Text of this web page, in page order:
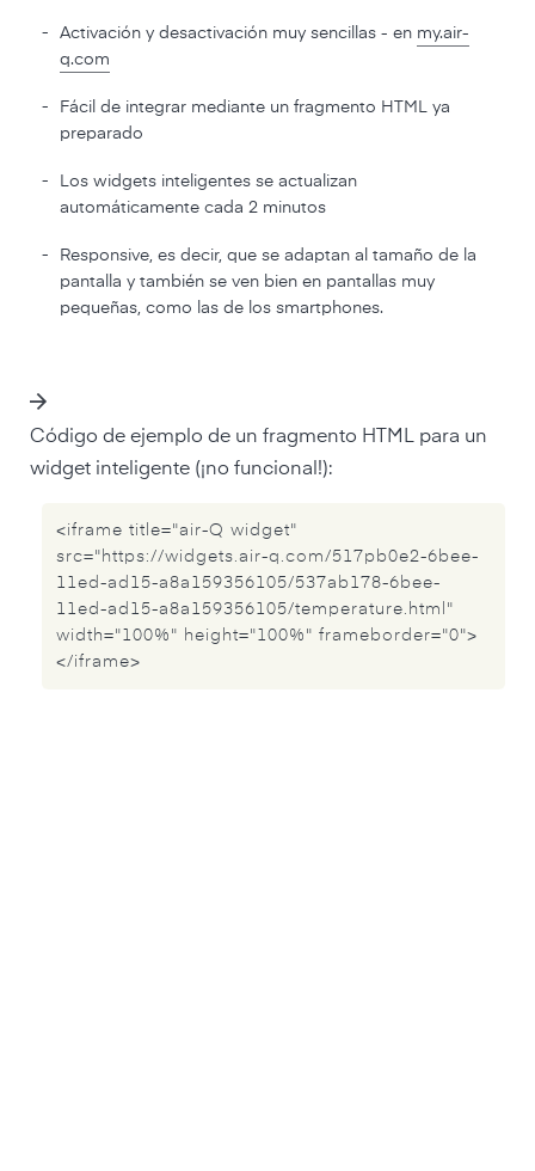
- Activación y desactivación muy sencillas - en my.air-
q.com
-
Fácil de integrar mediante un fragmento HTML ya
preparado
-
Los widgets inteligentes se actualizan
automáticamente cada 2 minutos
-
Responsive, es decir, que se adaptan al tamaño de la
pantalla y también se ven bien en pantallas muy
pequeñas, como las de los smartphones.
Código de ejemplo de un fragmento HTML para un
widget inteligente (¡no funcional!):
<iframe title="air-Q widget"
src="https://widgets.air-q.com/517pb0e2-6bee-
11ed-ad15-a8a159356105/537ab178-6bee-
11ed-ad15-a8a159356105/temperature.html"
width="100%" height="100%" frameborder="0">
</iframe>